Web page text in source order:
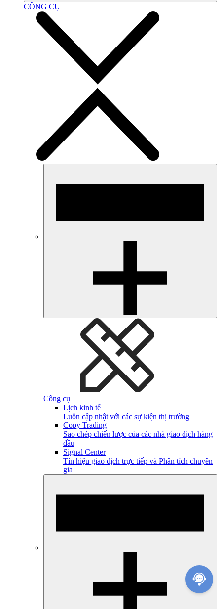
CÔNG CỤ
Công cụ
Lịch kinh tế
Luôn cập nhật với các sự kiện thị trường
Copy Trading
Sao chép chiến lược của các nhà giao dịch hàng
đầu
Signal Center
Tín hiệu giao dịch trực tiếp và Phân tích chuyên
gia